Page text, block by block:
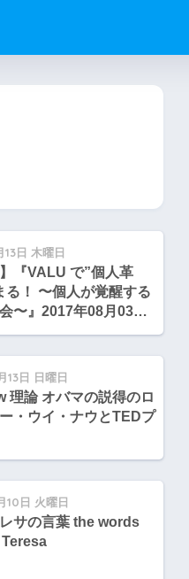
13日 木曜日
】『VALU で”個人革
る！ 〜個人が覚醒する
〜』2017年08月03日
13日 日曜日
理論 オバマの説得のロ
・ウイ・ナウとTEDプ
10日 火曜日
サの言葉 the words